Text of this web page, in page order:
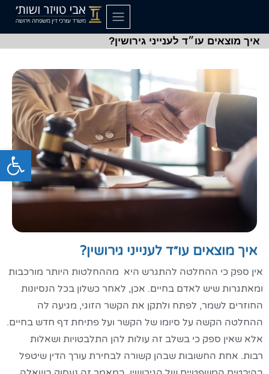
פתח
איך מוצאים עו״ד לענייני גירושין?
איך מוצאים עו״ד לענייני גירושין?
אין ספק כי ההחלטה להתגרש היא מההחלטות היותר מורכבות
ומאתגרות שיש לאדם בחיים. אכן, לאחר כשלון בכל הנסיונות
החוזרים לשמר, לפתח ולתקן את הקשר הזוגי, מגיעה לה
ההחלטה הקשה על סיומו של הקשר ועל פתיחת דף חדש בחיים.
אלא שאין ספק כי בשלב זה עולות להן התלבטויות ושאלות
רבות. אחת החשובות שבהן קשורה לבחירת עורך הדין שיטפל